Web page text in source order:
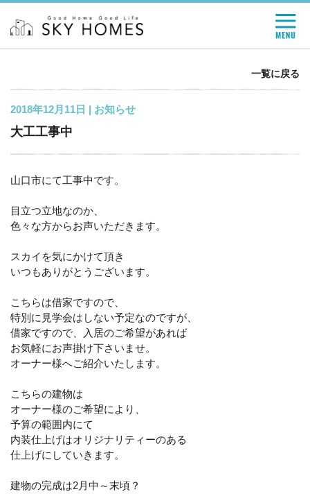
一覧に戻る
2018年12月11日 | お知らせ
大工工事中
山口市にて工事中です。
目立つ立地なのか、
色々な方からお声いただきます。
スカイを気にかけて頂き
いつもありがとうございます。
こちらは借家ですので、
特別に見学会はしない予定なのですが、
借家ですので、入居のご希望があれば
お気軽にお声掛け下さいませ。
オーナー様へご紹介いたします。
こちらの建物は
オーナー様のご希望により、
予算の範囲内にて
内装仕上げはオリジナリティーのある
仕上げにしていきます。
建物の完成は2月中～末頃？